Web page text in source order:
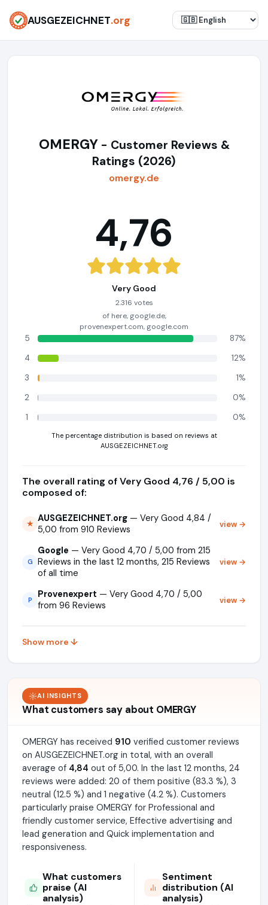
AUSGEZEICHNET.org
OMERGY - Customer Reviews &
Ratings (2026)
omergy.de
4,76
Very Good
2.316 votes
of here, google.de,
provenexpert.com, google.com
5
87%
4
12%
3
1%
2
0%
1
0%
The percentage distribution is based on reviews at
AUSGEZEICHNET.org
The overall rating of Very Good 4,76 / 5,00 is
composed of:
★ AUSGEZEICHNET.org — Very Good 4,84 /
5,00 from 910 Reviews
view →
G
Google — Very Good 4,70 / 5,00 from 215
Reviews in the last 12 months, 215 Reviews
of all time
view →
P Provenexpert — Very Good 4,70 / 5,00
from 96 Reviews
view →
Show more ↓
AI INSIGHTS
What customers say about OMERGY
OMERGY has received 910 verified customer reviews
on AUSGEZEICHNET.org in total, with an overall
average of 4,84 out of 5,00. In the last 12 months, 24
reviews were added: 20 of them positive (83.3 %), 3
neutral (12.5 %) and 1 negative (4.2 %). Customers
particularly praise OMERGY for Professional and
friendly customer service, Effective advertising and
lead generation and Quick implementation and
responsiveness.
What customers
praise (AI
analysis)
Sentiment
distribution (AI
analysis)